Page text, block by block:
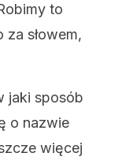
to
za słowem,
jaki sposób
o nazwie
więcej